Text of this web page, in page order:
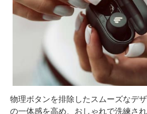
物理ボタンを排除したスムーズなデ
の一体感を高め、おしゃれで洗練さ